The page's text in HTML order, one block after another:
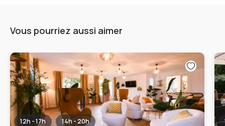
Vous pourriez aussi aimer
12h - 17h 14h - 20h